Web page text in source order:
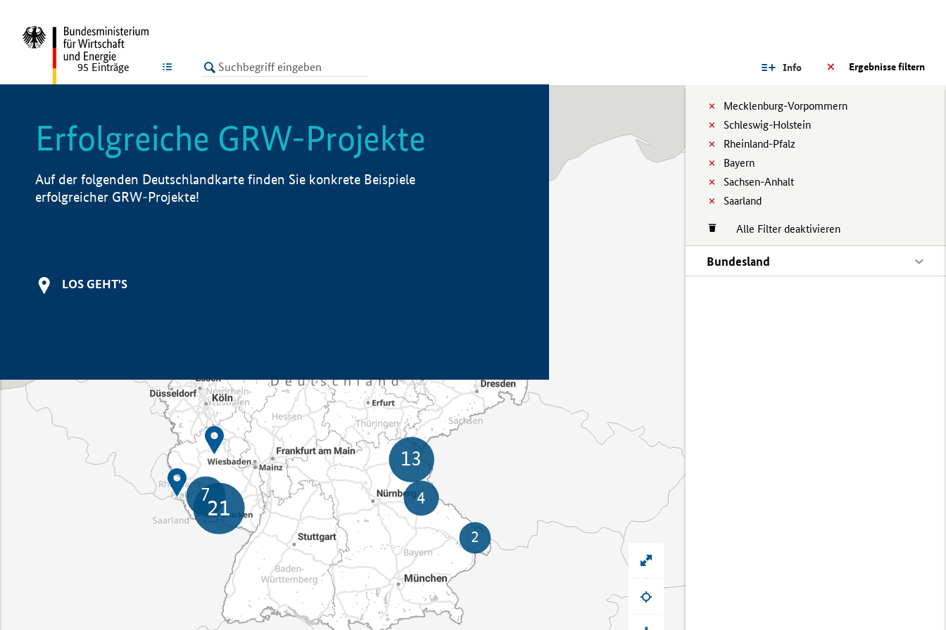
LISTE Ergebnisse filtern
Info
Mecklenburg-Vorpommern
Schleswig-Holstein
Rheinland-Pfalz
Bayern
Sachsen-Anhalt
Saarland
Alle Filter deaktivieren
Bundesland
95 Einträge
Erfolgreiche GRW-Projekte
Auf der folgenden Deutschlandkarte finden Sie konkrete Beispiele
erfolgreicher GRW-Projekte!
LOS GEHT'S